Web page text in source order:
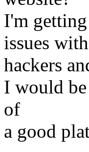
I'm
issues with
hackers
I would
of
a good